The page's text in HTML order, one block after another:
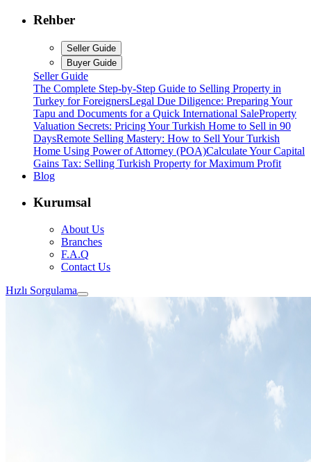
Rehber
Seller Guide
Buyer Guide
Seller Guide
The Complete Step-by-Step Guide to Selling Property in
Turkey for ForeignersLegal Due Diligence: Preparing Your
Tapu and Documents for a Quick International SaleProperty
Valuation Secrets: Pricing Your Turkish Home to Sell in 90
DaysRemote Selling Mastery: How to Sell Your Turkish
Home Using Power of Attorney (POA)Calculate Your Capital
Gains Tax: Selling Turkish Property for Maximum Profit
Blog
Kurumsal
About Us
Branches
F.A.Q
Contact Us
Hızlı Sorgulama